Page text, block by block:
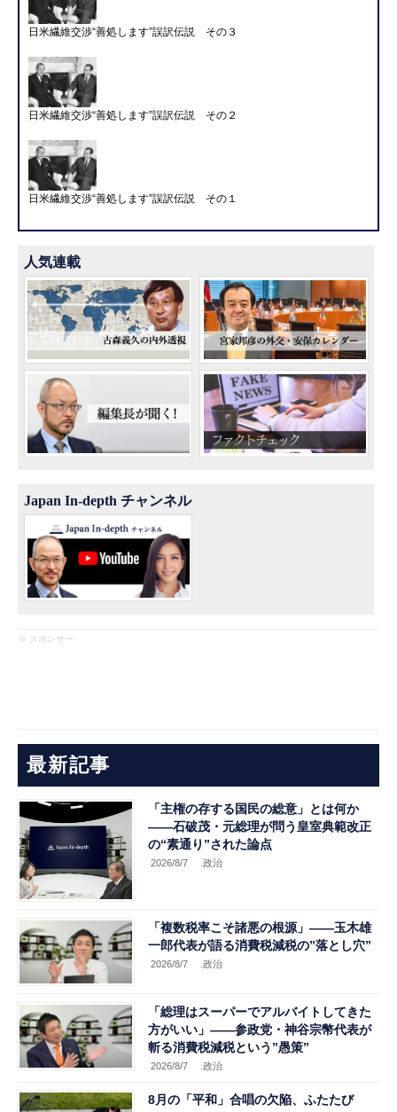
日米繊維交渉“善処します”誤訳伝説 その３
日米繊維交渉“善処します”誤訳伝説 その２
日米繊維交渉“善処します”誤訳伝説 その１
人気連載
Japan In-depth チャンネル
※ スポンサー
最新記事
「主権の存する国民の総意」とは何か
――石破茂・元総理が問う皇室典範改正
の“素通り”された論点
2026/8/7 .政治
「複数税率こそ諸悪の根源」――玉木雄
一郎代表が語る消費税減税の”落とし穴”
2026/8/7 .政治
「総理はスーパーでアルバイトしてきた
方がいい」――参政党・神谷宗幣代表が
斬る消費税減税という”愚策”
2026/8/7 .政治
8月の「平和」合唱の欠陥、ふたたび